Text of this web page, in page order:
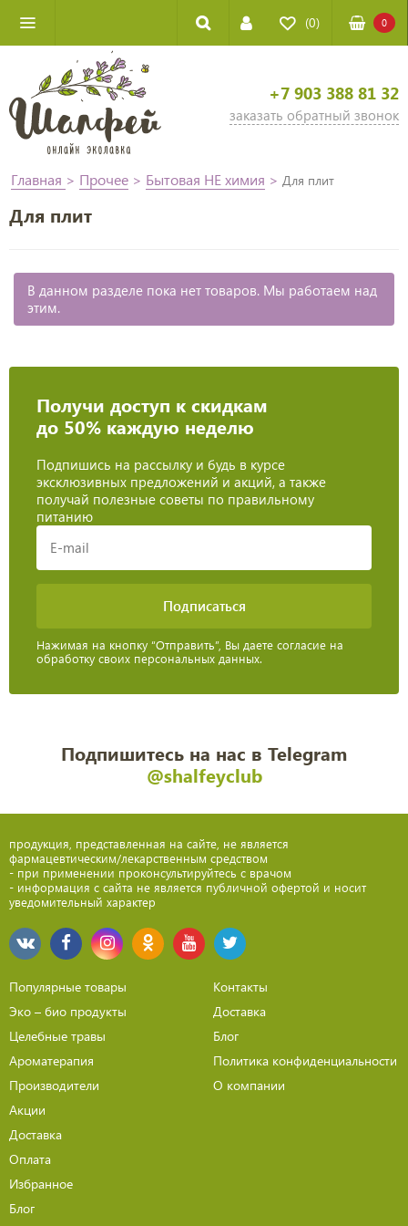
(0) 0
+7 903 388 81 32
заказать обратный звонок
Главная > Прочее > Бытовая НЕ химия > Для плит
Для плит
В данном разделе пока нет товаров. Мы работаем над
этим.
Получи доступ к скидкам
до 50% каждую неделю
Подпишись на рассылку и будь в курсе
эксклюзивных предложений и акций, а также
получай полезные советы по правильному
питанию
Нажимая на кнопку “Отправить”, Вы даете согласие на
обработку своих персональных данных.
Подпишитесь на нас в Telegram
@shalfeyclub
продукция, представленная на сайте, не является
фармацевтическим/лекарственным средством
- при применении проконсультируйтесь с врачом
- информация с сайта не является публичной офертой и носит
уведомительный характер
Популярные товары
Эко – био продукты
Целебные травы
Ароматерапия
Производители
Акции
Доставка
Оплата
Избранное
Блог
Контакты
Доставка
Блог
Политика конфиденциальности
О компании